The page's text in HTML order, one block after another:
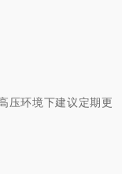
环境下建议定期更